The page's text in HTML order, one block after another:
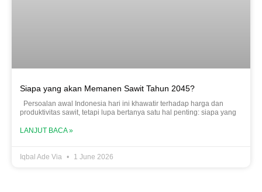
Siapa yang akan Memanen Sawit Tahun 2045?
Persoalan awal Indonesia hari ini khawatir terhadap harga dan
produktivitas sawit, tetapi lupa bertanya satu hal penting: siapa yang
LANJUT BACA »
Iqbal Ade Via 1 June 2026